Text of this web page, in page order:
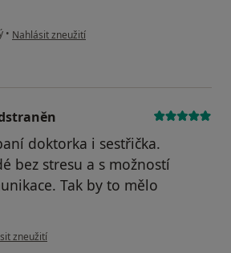
• podle názoru uživatele Ing. Md Nazrul Islam
Nahlásit zneužití
doktorka i sestřička.
bez stresu a s možností
Tak by to mělo
uživatele Váš účet byl odstraněn
zneužití